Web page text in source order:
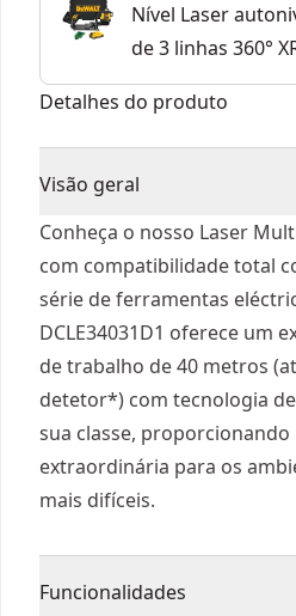
Nível Laser
de 3 linhas 360°
bateria 18V Li-Ion
Detalhes do produto
Visão geral
Conheça o nosso Laser
com compatibilidade total
série de ferramentas
DCLE34031D1 oferece um
de trabalho de 40 metros
detetor*) com tecnologia
sua classe,
extraordinária para os
mais difíceis.
Funcionalidades